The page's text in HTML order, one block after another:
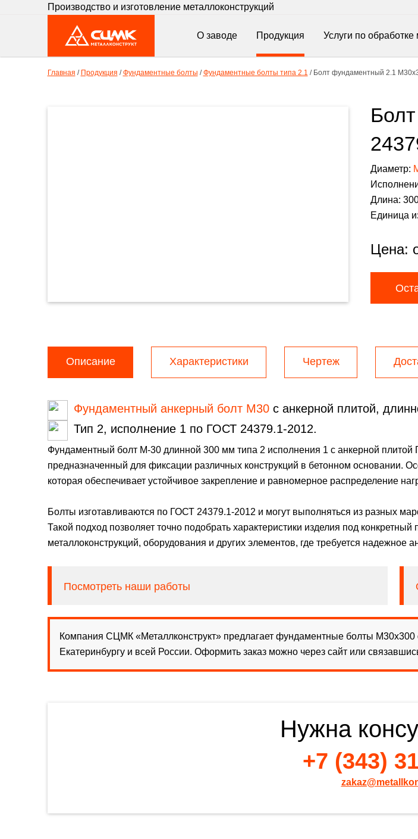
Производство и изготовление металлоконструкций
О заводе Продукция Услуги по обработке
Главная / Продукция / Фундаментные болты / Фундаментные болты типа 2.1 / Болт фундаментный 2.1
Диаметр:
Длина:
Единица
Цена:
Описание Характеристики Чертеж
Фундаментный анкерный болт М30с анкерной плитой,
Тип 2, исполнение 1 по ГОСТ 24379.1-2012.
Фундаментный болт М-30 длинной 300 мм типа 2 исполнения 1 с анкерной
предназначенный для фиксации различных конструкций в бетонном основании.
которая обеспечивает устойчивое закрепление и равномерное распределение
Болты изготавливаются по ГОСТ 24379.1-2012 и могут выполняться из разных
Такой подход позволяет точно подобрать характеристики изделия под
металлоконструкций, оборудования и других элементов, где требуется надежное
Посмотреть наши работы
Компания СЦМК «Металлконструкт» предлагает фундаментные болты М30х300
Екатеринбургу и всей России. Оформить заказ можно через сайт или
Нужна
+7 (343)